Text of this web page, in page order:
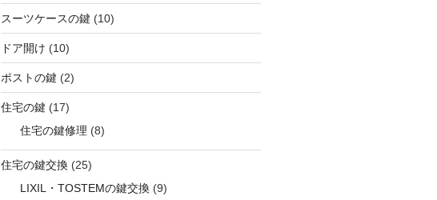
スーツケースの鍵 (10)
ドア開け (10)
ポストの鍵 (2)
住宅の鍵 (17)
住宅の鍵修理 (8)
住宅の鍵交換(25)
LIXIL・TOSTEMの鍵交換(9)